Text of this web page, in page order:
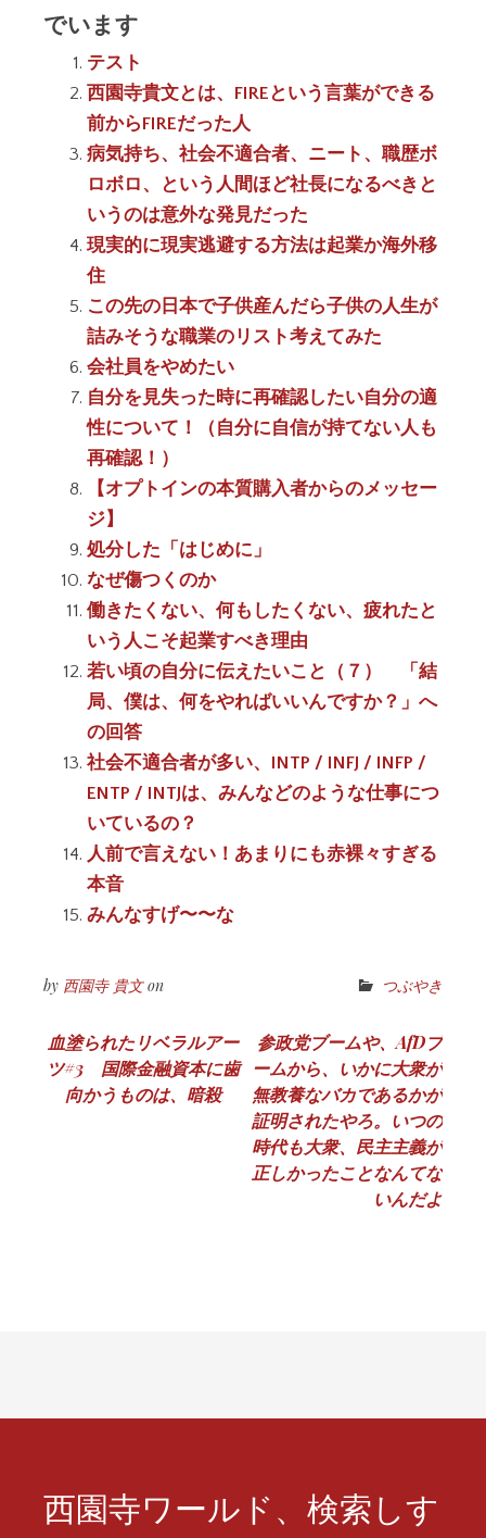
でいます
テスト
西園寺貴文とは、FIREという言葉ができる
前からFIREだった人
病気持ち、社会不適合者、ニート、職歴ボ
ロボロ、という人間ほど社長になるべきと
いうのは意外な発見だった
現実的に現実逃避する方法は起業か海外移
住
この先の日本で子供産んだら子供の人生が
詰みそうな職業のリスト考えてみた
会社員をやめたい
自分を見失った時に再確認したい自分の適
性について！（自分に自信が持てない人も
再確認！）
【オプトインの本質購入者からのメッセー
ジ】
処分した「はじめに」
なぜ傷つくのか
働きたくない、何もしたくない、疲れたと
いう人こそ起業すべき理由
若い頃の自分に伝えたいこと（７） 「結
局、僕は、何をやればいいんですか？」へ
の回答
社会不適合者が多い、INTP / INFJ / INFP /
ENTP / INTJは、みんなどのような仕事につ
いているの？
人前で言えない！あまりにも赤裸々すぎる
本音
みんなすげ〜〜な
by 西園寺 貴文on つぶやき
投
稿
血塗られたリベラルアー
ツ#3 国際金融資本に歯
向かうものは、暗殺
参政党ブームや、AfDブ
ームから、いかに大衆が
無教養なバカであるかが
証明されたやろ。いつの
時代も大衆、民主主義が
正しかったことなんてな
いんだよ
西園寺ワールド、検索しす